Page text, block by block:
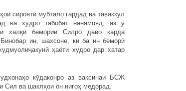
сироятӣ мубтало гардад ва таваккул
ва худро табобат нанамояд, аз ӯ
халқӣ бемории Силро даво карда
ин, шахсоне, ки ба ин беморӣ
ҳаёти худро дар хатар
кӯдаконро аз ваксинаи БСЖ
Сил ва шаклҳои он нигоҳ медорад.